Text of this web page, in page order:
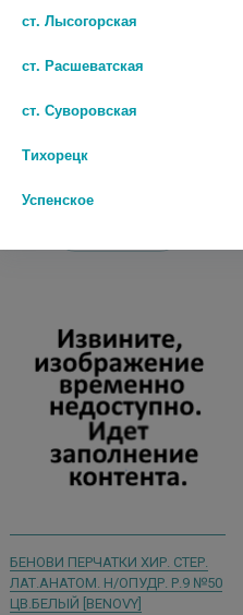
Н/СТЕР. Н/ОПУДР. ТЕКСТ. Р.L
БЕНОВИ ПЕРЧАТКИ ХИР. СТЕР.
ЛАТ.АНАТОМ. Н/ОПУДР. Р.9 №50
ЦВ.БЕЛЫЙ [BENOVY]
ст. Лысогорская
ст. Расшеватская
ст. Суворовская
Тихорецк
Успенское